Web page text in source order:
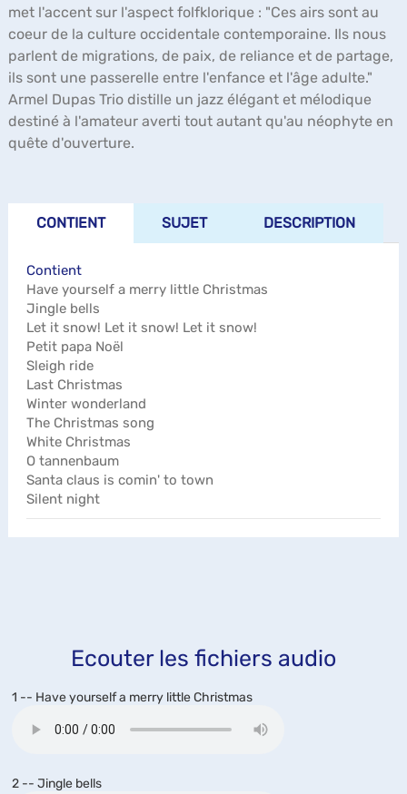
met l'accent sur l'aspect folfklorique : "Ces airs sont au
coeur de la culture occidentale contemporaine. Ils nous
parlent de migrations, de paix, de reliance et de partage,
ils sont une passerelle entre l'enfance et l'âge adulte."
Armel Dupas Trio distille un jazz élégant et mélodique
destiné à l'amateur averti tout autant qu'au néophyte en
quête d'ouverture.
CONTIENT SUJET DESCRIPTION
Contient
Have yourself a merry little Christmas
Jingle bells
Let it snow! Let it snow! Let it snow!
Petit papa Noël
Sleigh ride
Last Christmas
Winter wonderland
The Christmas song
White Christmas
O tannenbaum
Santa claus is comin' to town
Silent night
Ecouter les fichiers audio
1 -- Have yourself a merry little Christmas
2 -- Jingle bells